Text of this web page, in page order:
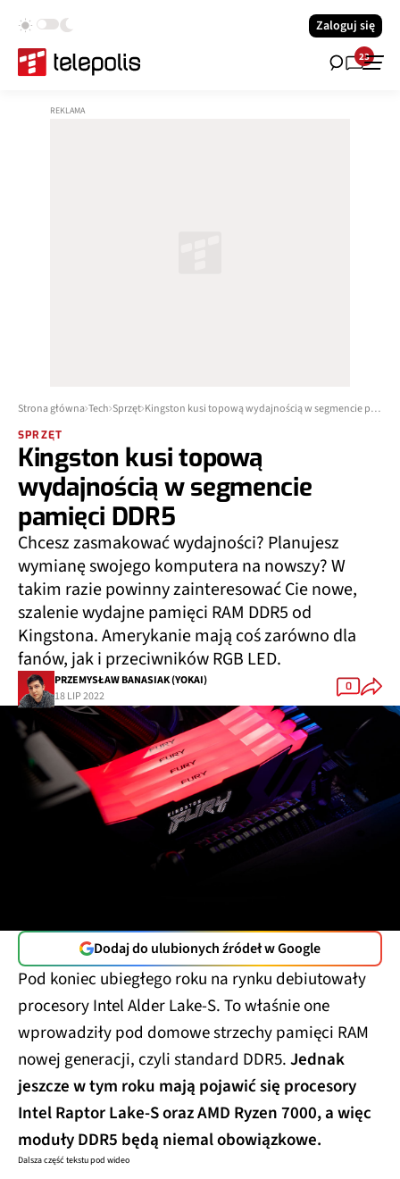
Zaloguj się
23
Strona główna Tech Sprzęt
SPRZĘT
Kingston kusi topową
wydajnością w segmencie
pamięci DDR5
Chcesz zasmakować wydajności? Planujesz
wymianę swojego komputera na nowszy? W
takim razie powinny zainteresować Cie nowe,
szalenie wydajne pamięci RAM DDR5 od
Kingstona. Amerykanie mają coś zarówno dla
fanów, jak i przeciwników RGB LED.
PRZEMYSŁAW BANASIAK (YOKAI)
18 LIP 2022
0
Dodaj do ulubionych źródeł w Google
Pod koniec ubiegłego roku na rynku debiutowały
procesory Intel Alder Lake-S. To właśnie one
wprowadziły pod domowe strzechy pamięci RAM
nowej generacji, czyli standard DDR5. Jednak
jeszcze w tym roku mają pojawić się procesory
Intel Raptor Lake-S oraz AMD Ryzen 7000, a więc
moduły DDR5 będą niemal obowiązkowe.
Dalsza część tekstu pod wideo